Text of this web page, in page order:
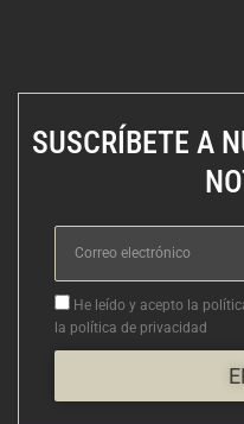
SUSCRÍBETE A
Correo
electrónico
Aceptacion
He leído y acepto la
la política de privacidad